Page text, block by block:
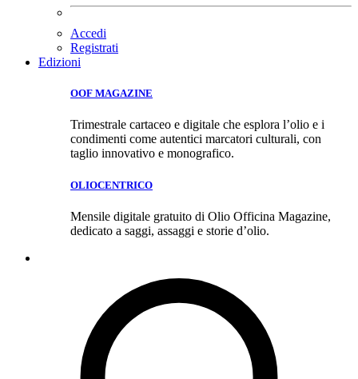
Accedi
Registrati
Edizioni
OOF MAGAZINE
Trimestrale cartaceo e digitale che esplora l’olio e i
condimenti come autentici marcatori culturali, con
taglio innovativo e monografico.
OLIOCENTRICO
Mensile digitale gratuito di Olio Officina Magazine,
dedicato a saggi, assaggi e storie d’olio.